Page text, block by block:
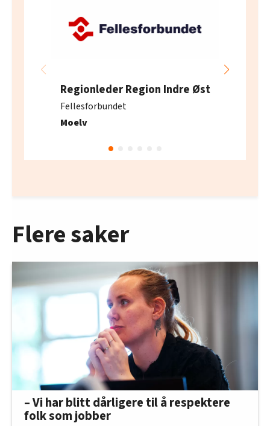
Regionleder Region Indre Øst
Fellesforbundet
Moelv
Flere saker
– Vi har blitt dårligere til å respektere
folk som jobber